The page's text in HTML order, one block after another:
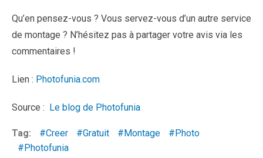
Qu’en pensez-vous ? Vous servez-vous d’un autre service
de montage ? N’hésitez pas à partager votre avis via les
commentaires !
Lien : Photofunia.com
Source : Le blog de Photofunia
Tag: Creer Gratuit Montage
Photo
Photofunia